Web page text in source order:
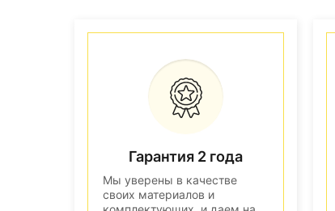
Гарантия 2 года
Мы уверены в качестве
своих материалов и